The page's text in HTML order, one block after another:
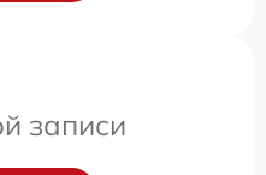
записи